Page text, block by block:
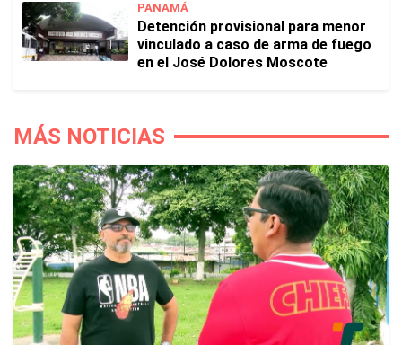
PANAMÁ
Detención provisional para menor
vinculado a caso de arma de fuego
en el José Dolores Moscote
MÁS NOTICIAS